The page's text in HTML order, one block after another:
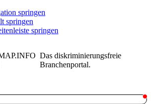
springen
springen
springen
Das diskriminierungsfreie
Branchenportal.